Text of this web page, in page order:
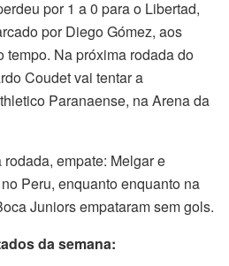
por 1 a 0 para o Libertad,
por Diego Gómez, aos
tempo. Na próxima rodada do
Coudet vai tentar a
Paranaense, na Arena da
empate: Melgar e
Peru, enquanto enquanto na
Juniors empataram sem gols.
da semana: